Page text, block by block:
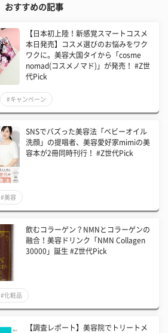
おすすめの記事
【日本初上陸！新感覚スマートコスメ
本日発売】コスメ選びのお悩みをワク
ワクに。美容大国タイから「cosme
nomad(コスメノマド)」が発売！ #Z世
代Pick
#キャンペーン
SNSでバズった美容法「ベビーオイル
洗顔」の提唱者、美容愛好家mimiの美
容本が2冊同時刊行！ #Z世代Pick
#美容
飲むコラーゲン？NMNとコラーゲンの
融合！美容ドリンク「NMN Collagen
30000」誕生 #Z世代Pick
#化粧品
【調査レポート】美容院でトリートメ